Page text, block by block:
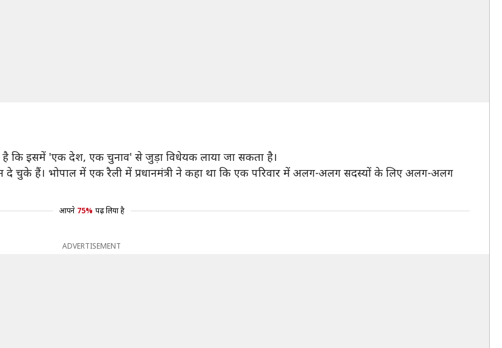
कि इसमें 'एक देश, एक चुनाव' से जुड़ा विधेयक लाया जा सकता है।
चुके हैं। भोपाल में एक रैली में प्रधानमंत्री ने कहा था कि एक परिवार में अलग-अलग सदस्यों के लिए अलग-अलग
आपने 75% पढ़ लिया है
ADVERTISEMENT